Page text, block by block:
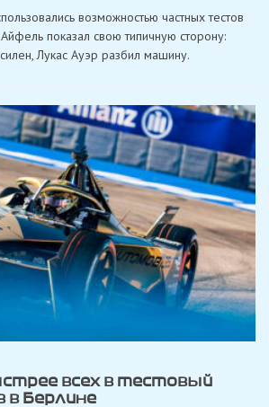
возможностью частных тестов
показал свою типичную сторону:
Лукас Ауэр разбил машину.
всех в тестовый
в Берлине